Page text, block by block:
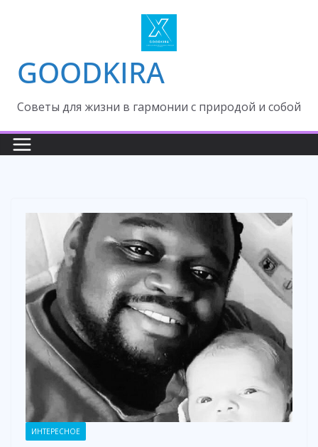
GOODKIRA
Cоветы для жизни в гармонии с природой и собой
ИНТЕРЕСНОЕ